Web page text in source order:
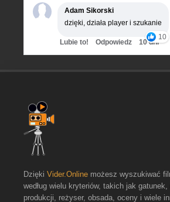
Adam Sikorski
dzięki, działa player i szukanie
10
Lubie to! Odpowiedz 10 dni
Dzięki Vider.Online możesz wyszukiwać
według wielu kryteriów, takich jak gatunek,
produkcji, reżyser, obsada, oceny i wiele